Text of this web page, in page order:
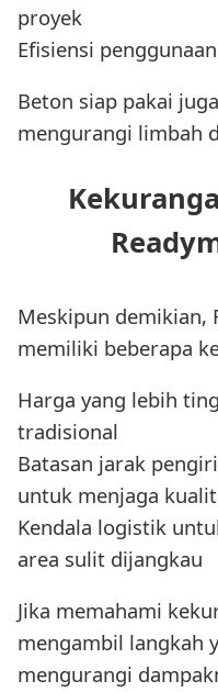
proyek
Efisiensi
Beton siap pakai
mengurangi limbah
Meskipun demikian,
memiliki beberapa
Harga yang lebih
tradisional
Batasan jarak
untuk menjaga
Kendala logistik
area sulit dijangkau
Jika memahami
mengambil langkah
mengurangi